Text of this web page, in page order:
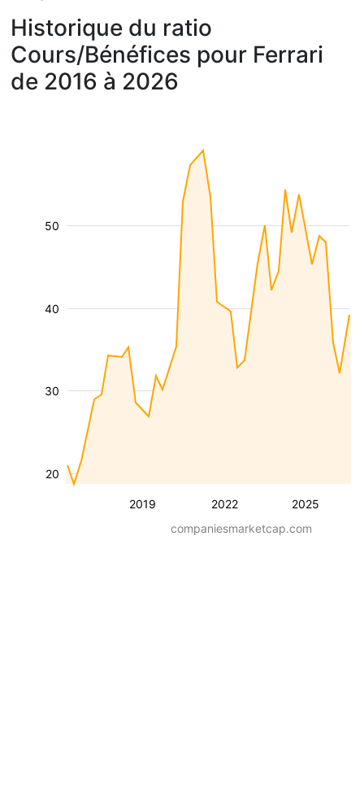
Historique du ratio
Cours/Bénéfices pour Ferrari
de 2016 à 2026
2019 2022 2025
20
30
40
50
companiesmarketcap.com